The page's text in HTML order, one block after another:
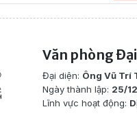
Văn phòng
Đại diện: Ông Vũ Trí
Ngày thành lập: 25/
Lĩnh vực hoạt động: